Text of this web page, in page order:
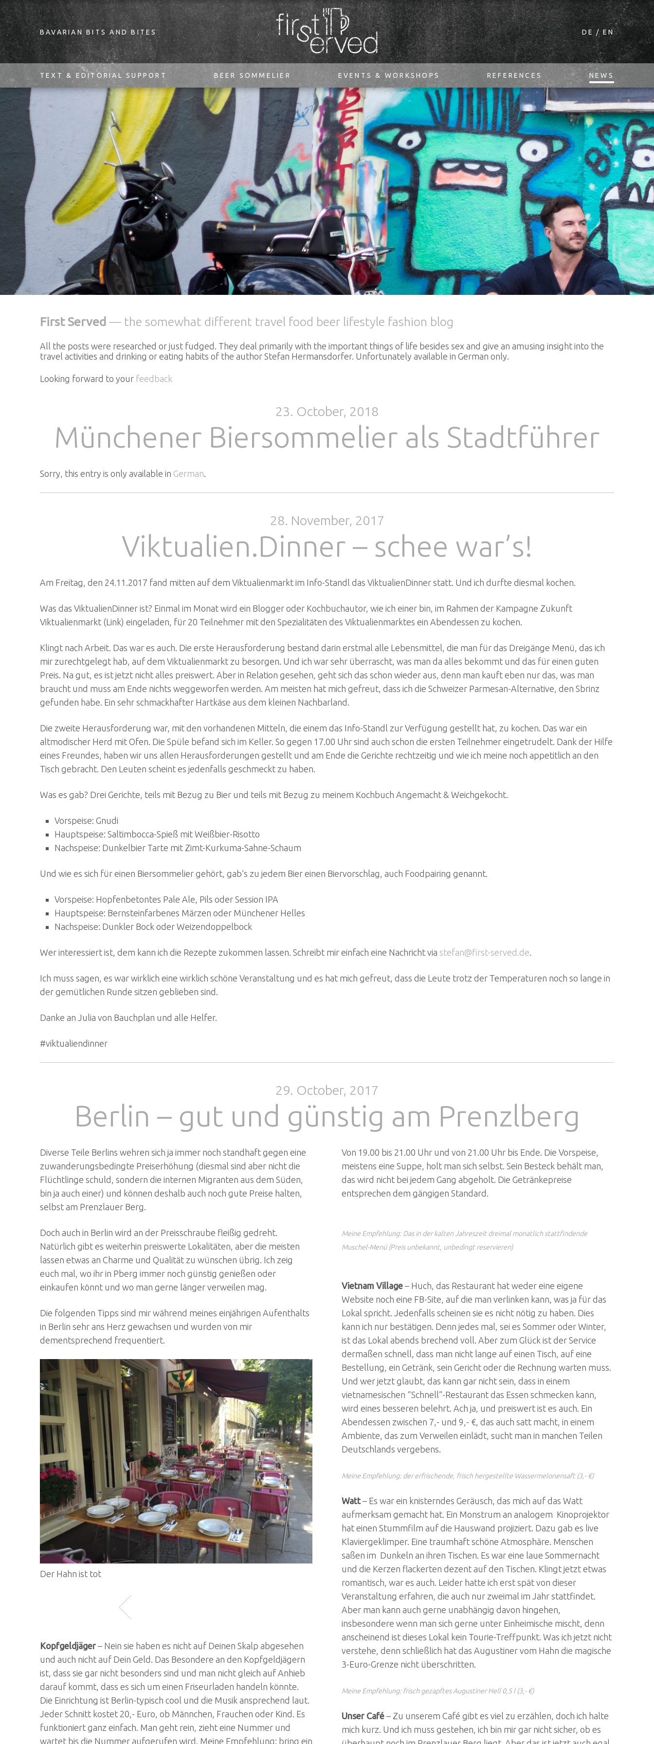
BAVARIAN BITS AND BITES DE EN
TEXT & EDITORIAL SUPPORT BEER SOMMELIER EVENTS & WORKSHOPS REFERENCES NEWS
First Served — the somewhat different travel food beer lifestyle fashion blog
All the posts were researched or just fudged. They deal primarily with the important things of life besides sex and give an amusing insight into the
travel activities and drinking or eating habits of the author Stefan Hermansdorfer. Unfortunately available in German only.
Looking forward to your feedback
23. October, 2018
Münchener Biersommelier als Stadtführer
Sorry, this entry is only available in German.
28. November, 2017
Viktualien.Dinner – schee war’s!
Am Freitag, den 24.11.2017 fand mitten auf dem Viktualienmarkt im Info-Standl das ViktualienDinner statt. Und ich durfte diesmal kochen.
Was das ViktualienDinner ist? Einmal im Monat wird ein Blogger oder Kochbuchautor, wie ich einer bin, im Rahmen der Kampagne Zukunft
Viktualienmarkt (Link) eingeladen, für 20 Teilnehmer mit den Spezialitäten des Viktualienmarktes ein Abendessen zu kochen.
Klingt nach Arbeit. Das war es auch. Die erste Herausforderung bestand darin erstmal alle Lebensmittel, die man für das Dreigänge Menü, das ich
mir zurechtgelegt hab, auf dem Viktualienmarkt zu besorgen. Und ich war sehr überrascht, was man da alles bekommt und das für einen guten
Preis. Na gut, es ist jetzt nicht alles preiswert. Aber in Relation gesehen, geht sich das schon wieder aus, denn man kauft eben nur das, was man
braucht und muss am Ende nichts weggeworfen werden. Am meisten hat mich gefreut, dass ich die Schweizer Parmesan-Alternative, den Sbrinz
gefunden habe. Ein sehr schmackhafter Hartkäse aus dem kleinen Nachbarland.
Die zweite Herausforderung war, mit den vorhandenen Mitteln, die einem das Info-Standl zur Verfügung gestellt hat, zu kochen. Das war ein
altmodischer Herd mit Ofen. Die Spüle befand sich im Keller. So gegen 17.00 Uhr sind auch schon die ersten Teilnehmer eingetrudelt. Dank der Hilfe
eines Freundes, haben wir uns allen Herausforderungen gestellt und am Ende die Gerichte rechtzeitig und wie ich meine noch appetitlich an den
Tisch gebracht. Den Leuten scheint es jedenfalls geschmeckt zu haben.
Was es gab? Drei Gerichte, teils mit Bezug zu Bier und teils mit Bezug zu meinem Kochbuch Angemacht & Weichgekocht.
Vorspeise: Gnudi
Hauptspeise: Saltimbocca-Spieß mit Weißbier-Risotto
Nachspeise: Dunkelbier Tarte mit Zimt-Kurkuma-Sahne-Schaum
Und wie es sich für einen Biersommelier gehört, gab’s zu jedem Bier einen Biervorschlag, auch Foodpairing genannt.
Vorspeise: Hopfenbetontes Pale Ale, Pils oder Session IPA
Hauptspeise: Bernsteinfarbenes Märzen oder Münchener Helles
Nachspeise: Dunkler Bock oder Weizendoppelbock
Wer interessiert ist, dem kann ich die Rezepte zukommen lassen. Schreibt mir einfach eine Nachricht via stefan@first-served.de.
Ich muss sagen, es war wirklich eine wirklich schöne Veranstaltung und es hat mich gefreut, dass die Leute trotz der Temperaturen noch so lange in
der gemütlichen Runde sitzen geblieben sind.
Danke an Julia von Bauchplan und alle Helfer.
#viktualiendinner
29. October, 2017
Berlin – gut und günstig am Prenzlberg
Diverse Teile Berlins wehren sich ja immer noch standhaft gegen eine
zuwanderungsbedingte Preiserhöhung (diesmal sind aber nicht die
Flüchtlinge schuld, sondern die internen Migranten aus dem Süden,
bin ja auch einer) und können deshalb auch noch gute Preise halten,
selbst am Prenzlauer Berg.
Doch auch in Berlin wird an der Preisschraube fleißig gedreht.
Natürlich gibt es weiterhin preiswerte Lokalitäten, aber die meisten
lassen etwas an Charme und Qualität zu wünschen übrig. Ich zeig
euch mal, wo ihr in Pberg immer noch günstig genießen oder
einkaufen könnt und wo man gerne länger verweilen mag.
Die folgenden Tipps sind mir während meines einjährigen Aufenthalts
in Berlin sehr ans Herz gewachsen und wurden von mir
dementsprechend frequentiert.
Der Hahn ist tot
Unser Café
Kopfgeldjäger – Nein sie haben es nicht auf Deinen Skalp abgesehen
und auch nicht auf Dein Geld. Das Besondere an den Kopfgeldjägern
ist, dass sie gar nicht besonders sind und man nicht gleich auf Anhieb
darauf kommt, dass es sich um einen Friseurladen handeln könnte.
Die Einrichtung ist Berlin-typisch cool und die Musik ansprechend laut.
Jeder Schnitt kostet 20,- Euro, ob Männchen, Frauchen oder Kind. Es
funktioniert ganz einfach. Man geht rein, zieht eine Nummer und
wartet bis die Nummer aufgerufen wird. Meine Empfehlung: bring ein
Von 19.00 bis 21.00 Uhr und von 21.00 Uhr bis Ende. Die Vorspeise,
meistens eine Suppe, holt man sich selbst. Sein Besteck behält man,
das wird nicht bei jedem Gang abgeholt. Die Getränkepreise
entsprechen dem gängigen Standard.
Meine Empfehlung: Das in der kalten Jahreszeit dreimal monatlich stattfindende
Muschel-Menü (Preis unbekannt, unbedingt reservieren)
Vietnam Village – Huch, das Restaurant hat weder eine eigene
Website noch eine FB-Site, auf die man verlinken kann, was ja für das
Lokal spricht. Jedenfalls scheinen sie es nicht nötig zu haben. Dies
kann ich nur bestätigen. Denn jedes mal, sei es Sommer oder Winter,
ist das Lokal abends brechend voll. Aber zum Glück ist der Service
dermaßen schnell, dass man nicht lange auf einen Tisch, auf eine
Bestellung, ein Getränk, sein Gericht oder die Rechnung warten muss.
Und wer jetzt glaubt, das kann gar nicht sein, dass in einem
vietnamesischen “Schnell”-Restaurant das Essen schmecken kann,
wird eines besseren belehrt. Ach ja, und preiswert ist es auch. Ein
Abendessen zwischen 7,- und 9,- €, das auch satt macht, in einem
Ambiente, das zum Verweilen einlädt, sucht man in manchen Teilen
Deutschlands vergebens.
Meine Empfehlung: der erfrischende, frisch hergestellte Wassermelonensaft (3,- €)
Watt– Es war ein knisterndes Geräusch, das mich auf das Watt
aufmerksam gemacht hat. Ein Monstrum an analogem Kinoprojektor
hat einen Stummfilm auf die Hauswand projiziert. Dazu gab es live
Klaviergeklimper. Eine traumhaft schöne Atmosphäre. Menschen
saßen im Dunkeln an ihren Tischen. Es war eine laue Sommernacht
und die Kerzen flackerten dezent auf den Tischen. Klingt jetzt etwas
romantisch, war es auch. Leider hatte ich erst spät von dieser
Veranstaltung erfahren, die auch nur zweimal im Jahr stattfindet.
Aber man kann auch gerne unabhängig davon hingehen,
insbesondere wenn man sich gerne unter Einheimische mischt, denn
anscheinend ist dieses Lokal kein Tourie-Treffpunkt. Was ich jetzt nicht
verstehe, denn schließlich hat das Augustiner vom Hahn die magische
3-Euro-Grenze nicht überschritten.
Meine Empfehlung: frisch gezapftes Augustiner Hell 0,5 l (3,- €)
Unser Café – Zu unserem Café gibt es viel zu erzählen, doch ich halte
mich kurz. Und ich muss gestehen, ich bin mir gar nicht sicher, ob es